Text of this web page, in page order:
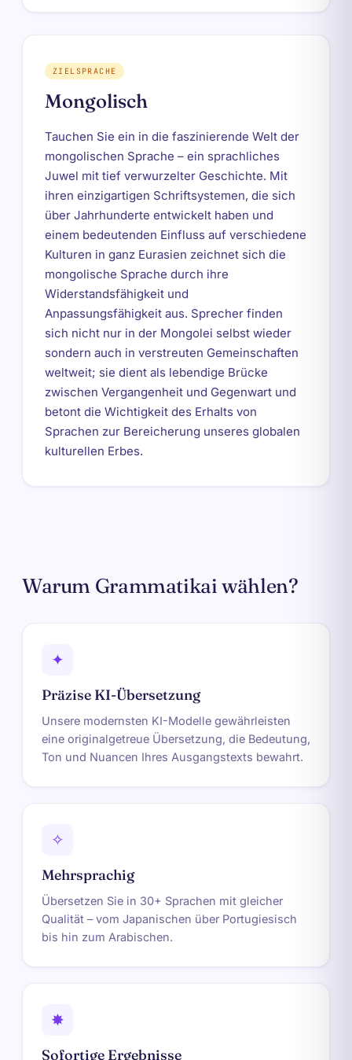
ZIELSPRACHE
Mongolisch
Tauchen Sie ein in die faszinierende Welt der
mongolischen Sprache – ein sprachliches
Juwel mit tief verwurzelter Geschichte. Mit
ihren einzigartigen Schriftsystemen, die sich
über Jahrhunderte entwickelt haben und
einem bedeutenden Einfluss auf verschiedene
Kulturen in ganz Eurasien zeichnet sich die
mongolische Sprache durch ihre
Widerstandsfähigkeit und
Anpassungsfähigkeit aus. Sprecher finden
sich nicht nur in der Mongolei selbst wieder
sondern auch in verstreuten Gemeinschaften
weltweit; sie dient als lebendige Brücke
zwischen Vergangenheit und Gegenwart und
betont die Wichtigkeit des Erhalts von
Sprachen zur Bereicherung unseres globalen
kulturellen Erbes.
Warum Grammatikai wählen?
✦
Präzise KI-Übersetzung
Unsere modernsten KI-Modelle gewährleisten
eine originalgetreue Übersetzung, die Bedeutung,
Ton und Nuancen Ihres Ausgangstexts bewahrt.
✧
Mehrsprachig
Übersetzen Sie in 30+ Sprachen mit gleicher
Qualität – vom Japanischen über Portugiesisch
bis hin zum Arabischen.
✸
Sofortige Ergebnisse